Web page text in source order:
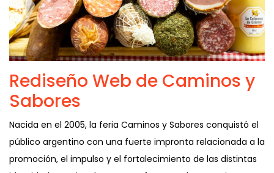
Rediseño Web de Caminos y
Sabores
Nacida en el 2005, la feria Caminos y Sabores conquistó el
público argentino con una fuerte impronta relacionada a la
promoción, el impulso y el fortalecimiento de las distintas